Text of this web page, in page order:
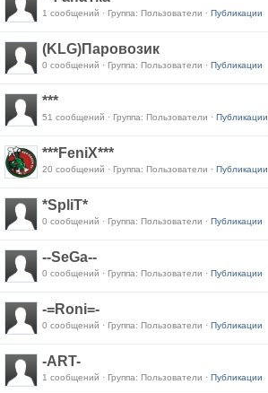
1 сообщений · Группа: Пользователи · Публикации
(KLG)Паровозик
0 сообщений · Группа: Пользователи · Публикации
***
51 сообщений · Группа: Пользователи · Публикации
***FeniX***
20 сообщений · Группа: Пользователи · Публикации
*SpliT*
0 сообщений · Группа: Пользователи · Публикации
--SeGa--
0 сообщений · Группа: Пользователи · Публикации
-=Roni=-
0 сообщений · Группа: Пользователи · Публикации
-ART-
1 сообщений · Группа: Пользователи · Публикации